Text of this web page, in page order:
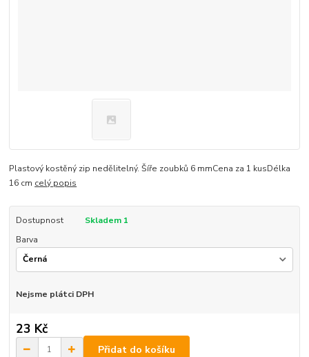
Plastový kostěný zip nedělitelný. Šíře zoubků 6 mmCena za 1 kusDélka
16 cm celý popis
Dostupnost
Skladem 1
Barva
Nejsme plátci DPH
23 Kč
Přidat do košíku